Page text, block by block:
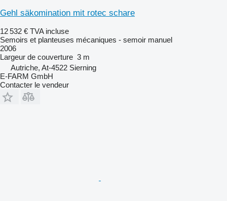
Gehl säkomination mit rotec schare
12 532 € TVA incluse
Semoirs et planteuses mécaniques - semoir manuel
2006
Largeur de couverture 3 m
Autriche, At-4522 Sierning
E-FARM GmbH
Contacter le vendeur